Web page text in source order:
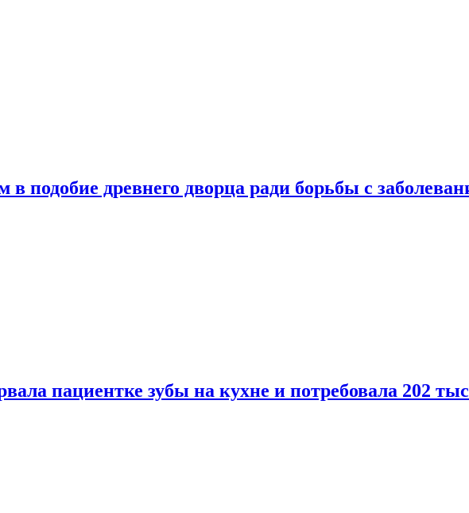
подобие древнего дворца ради борьбы с
пациентке зубы на кухне и потребовала 202